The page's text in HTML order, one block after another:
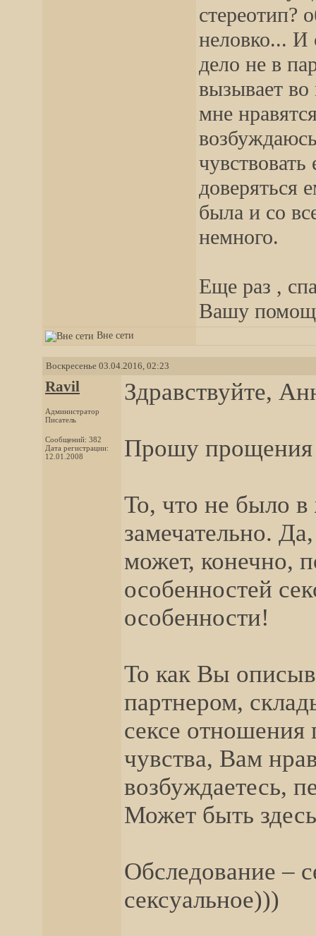
стереотип?
неловко... И
дело не в
вызывает
мне
доверяться
была и со
немного.
Еще раз ,
Вашу
Вне сети
Воскресенье 03.04.2016, 02:23
Ravil
Администратор
Писатель
Сообщений: 382
Дата регистрации:
12.01.2008
Здравствуйте,
Прошу прощения
То, что не было в
замечательно.
может, конечно,
особенностей
особенности!
То как Вы
партнером,
сексе
чувства, Вам
возбуждаетесь,
Может быть
Обследование –
сексуальное)))